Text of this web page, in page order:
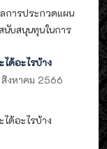
การประกวดแผน
นับสนุนทุนในการ
ได้อะไรบ้าง
งหาคม 2566
ได้อะไรบ้าง